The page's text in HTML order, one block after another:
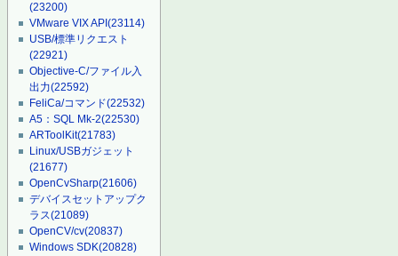
(23200)
VMware VIX API(23114)
USB/標準リクエスト
(22921)
Objective-C/ファイル入
出力(22592)
FeliCa/コマンド(22532)
A5：SQL Mk-2(22530)
ARToolKit(21783)
Linux/USBガジェット
(21677)
OpenCvSharp(21606)
デバイスセットアップク
ラス(21089)
OpenCV/cv(20837)
Windows SDK(20828)